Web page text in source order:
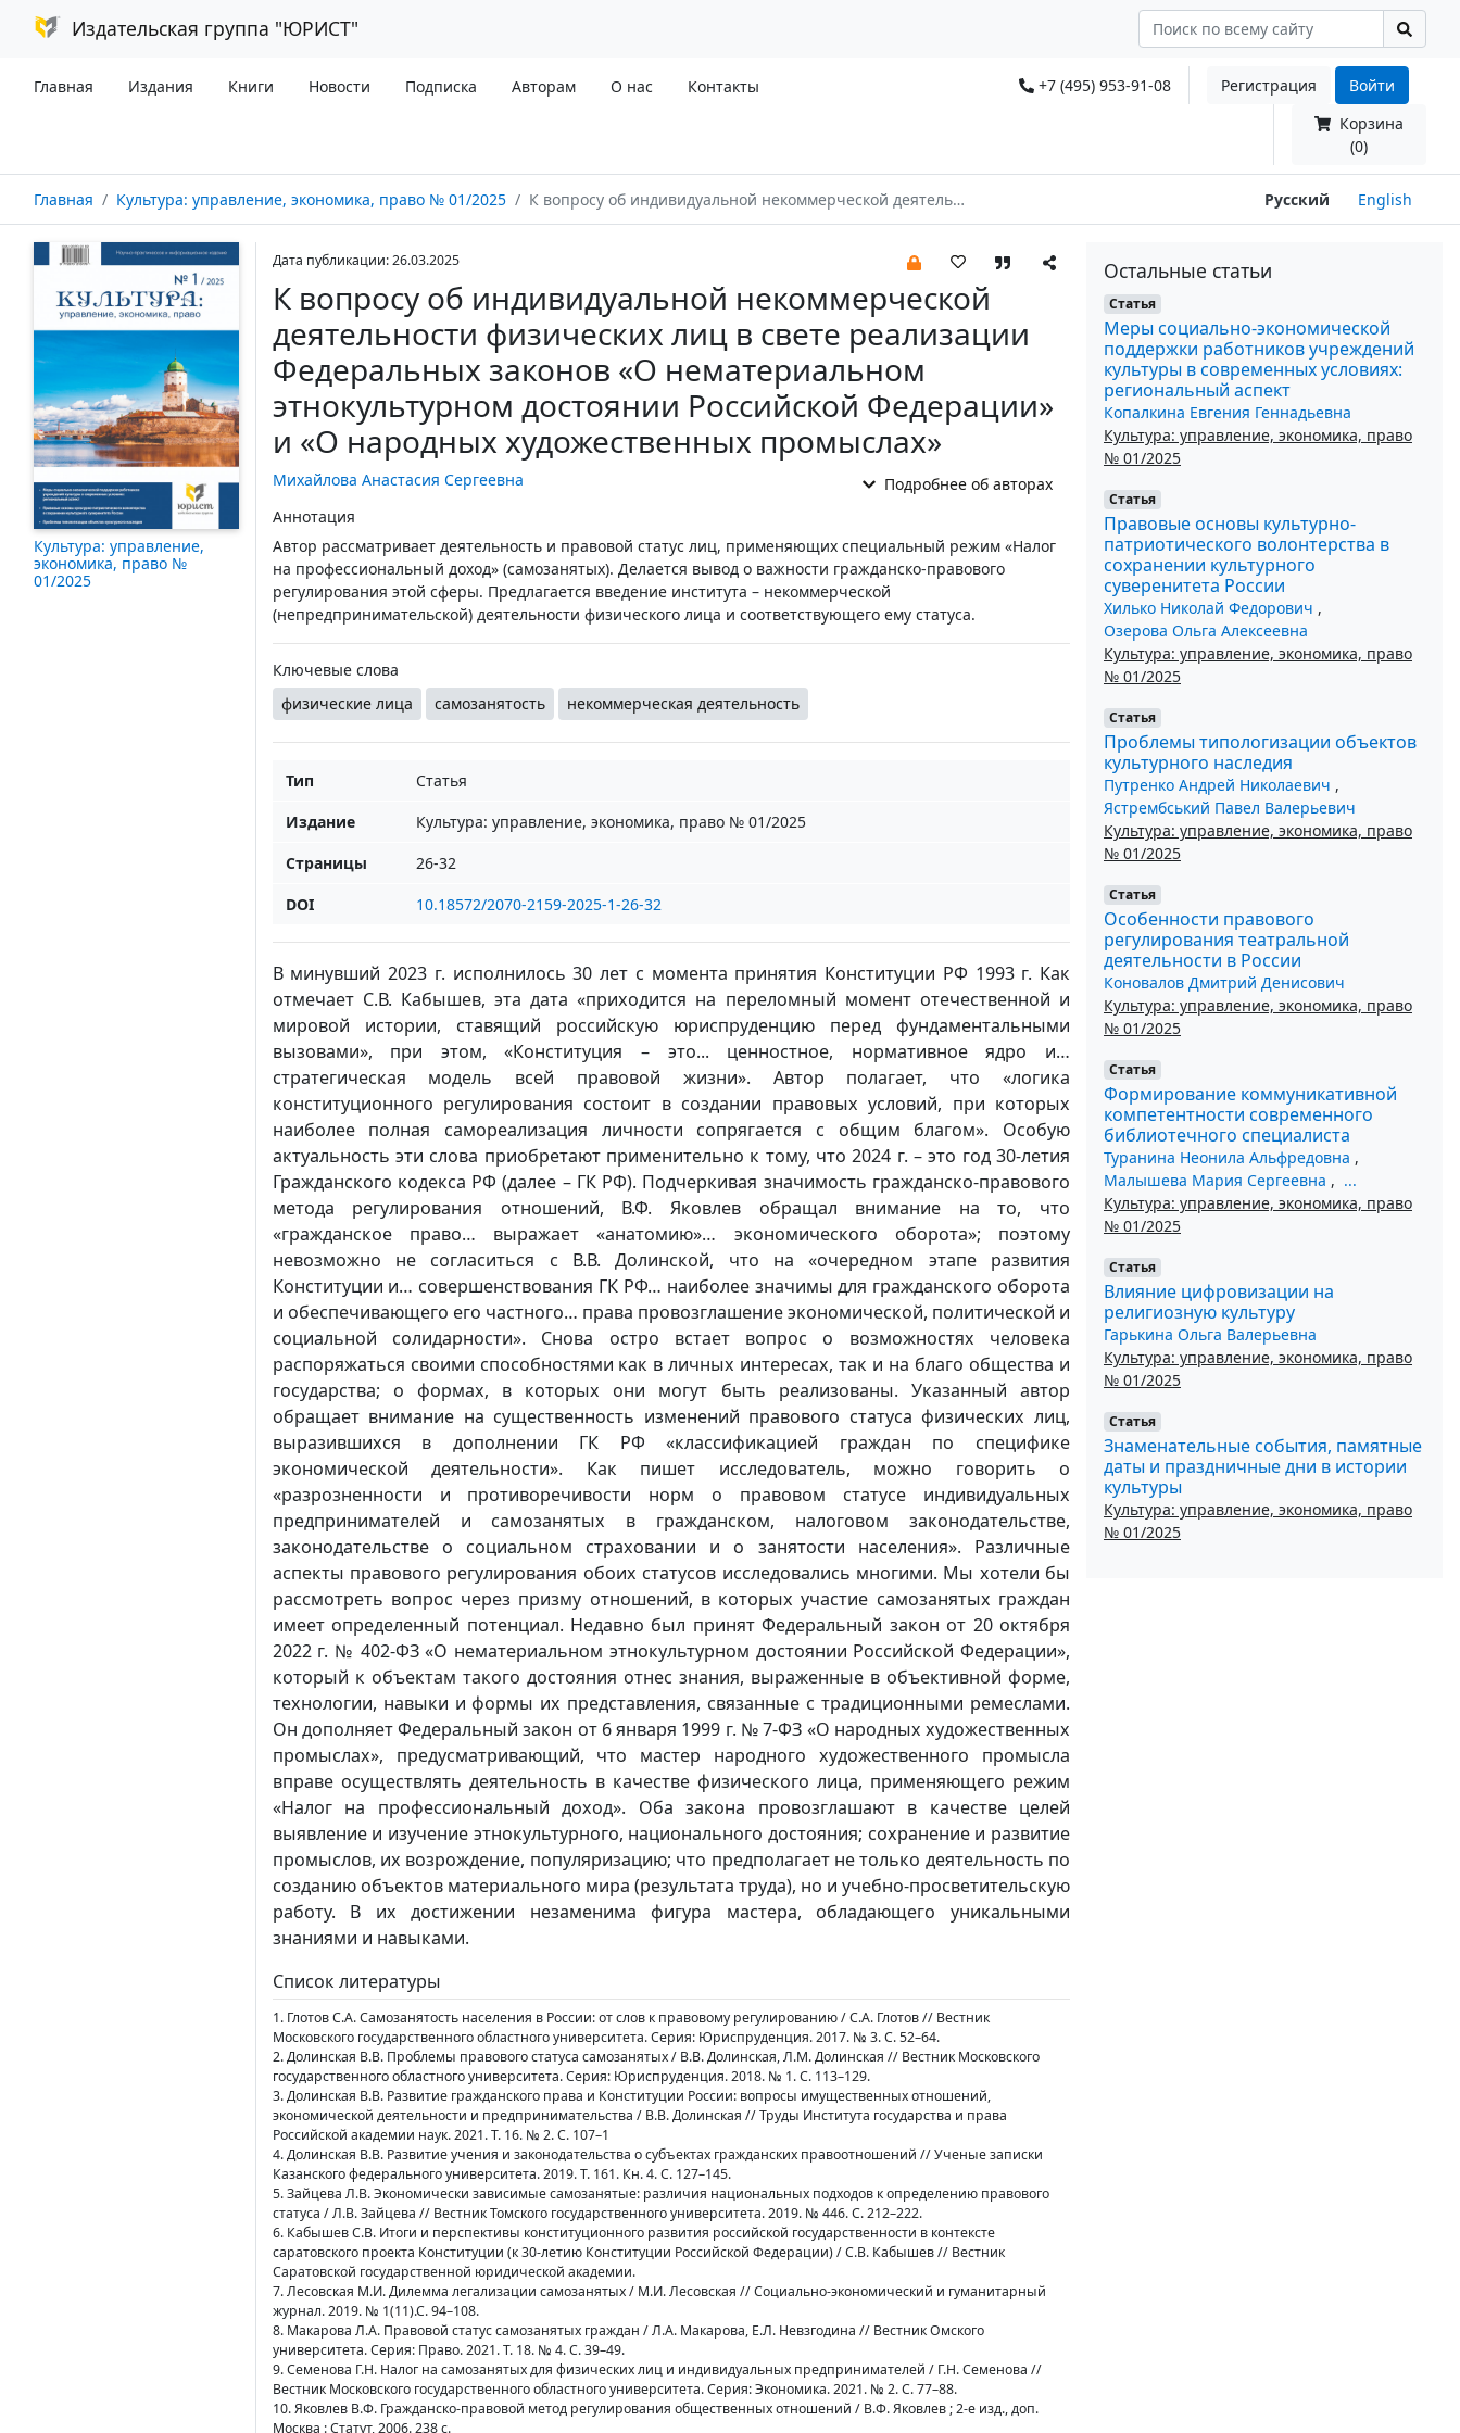
Издательская группа "ЮРИСТ"
Главная Издания Книги Новости Подписка Авторам О нас Контакты +7 (495) 953-91-08 Регистрация
Войти
Корзина
(0)
Главная Культура: управление, экономика, право № 01/2025 К вопросу об индивидуальной некоммерческой деятельности физических лиц в свете реализации Федеральных законов «О нематериальном этнокультурном достоянии Российской Федерации» и «О народных художественных промыслах» Русский English
Культура: управление,
экономика, право №
01/2025
Дата публикации: 26.03.2025
К вопросу об индивидуальной некоммерческой
деятельности физических лиц в свете реализации
Федеральных законов «О нематериальном
этнокультурном достоянии Российской Федерации»
и «О народных художественных промыслах»
Михайлова Анастасия Сергеевна
Подробнее об авторах
Аннотация
Автор рассматривает деятельность и правовой статус лиц, применяющих специальный режим «Налог
на профессиональный доход» (самозанятых). Делается вывод о важности гражданско-правового
регулирования этой сферы. Предлагается введение института – некоммерческой
(непредпринимательской) деятельности физического лица и соответствующего ему статуса.
Ключевые слова
физические лица
самозанятость некоммерческая деятельность
Тип
Статья
Издание
Культура: управление, экономика, право № 01/2025
Страницы
26-32
DOI
10.18572/2070-2159-2025-1-26-32
В минувший 2023 г. исполнилось 30 лет с момента принятия Конституции РФ 1993 г. Как
отмечает С.В. Кабышев, эта дата «приходится на переломный момент отечественной и
мировой истории, ставящий российскую юриспруденцию перед фундаментальными
вызовами», при этом, «Конституция – это... ценностное, нормативное ядро и…
стратегическая модель всей правовой жизни». Автор полагает, что «логика
конституционного регулирования состоит в создании правовых условий, при которых
наиболее полная самореализация личности сопрягается с общим благом». Особую
актуальность эти слова приобретают применительно к тому, что 2024 г. – это год 30-летия
Гражданского кодекса РФ (далее – ГК РФ). Подчеркивая значимость гражданско-правового
метода регулирования отношений, В.Ф. Яковлев обращал внимание на то, что
«гражданское право… выражает «анатомию»… экономического оборота»; поэтому
невозможно не согласиться с В.В. Долинской, что на «очередном этапе развития
Конституции и… совершенствования ГК РФ… наиболее значимы для гражданского оборота
и обеспечивающего его частного… права провозглашение экономической, политической и
социальной солидарности». Снова остро встает вопрос о возможностях человека
распоряжаться своими способностями как в личных интересах, так и на благо общества и
государства; о формах, в которых они могут быть реализованы. Указанный автор
обращает внимание на существенность изменений правового статуса физических лиц,
выразившихся в дополнении ГК РФ «классификацией граждан по специфике
экономической деятельности». Как пишет исследователь, можно говорить о
«разрозненности и противоречивости норм о правовом статусе индивидуальных
предпринимателей и самозанятых в гражданском, налоговом законодательстве,
законодательстве о социальном страховании и о занятости населения». Различные
аспекты правового регулирования обоих статусов исследовались многими. Мы хотели бы
рассмотреть вопрос через призму отношений, в которых участие самозанятых граждан
имеет определенный потенциал. Недавно был принят Федеральный закон от 20 октября
2022 г. № 402-ФЗ «О нематериальном этнокультурном достоянии Российской Федерации»,
который к объектам такого достояния отнес знания, выраженные в объективной форме,
технологии, навыки и формы их представления, связанные с традиционными ремеслами.
Он дополняет Федеральный закон от 6 января 1999 г. № 7-ФЗ «О народных художественных
промыслах», предусматривающий, что мастер народного художественного промысла
вправе осуществлять деятельность в качестве физического лица, применяющего режим
«Налог на профессиональный доход». Оба закона провозглашают в качестве целей
выявление и изучение этнокультурного, национального достояния; сохранение и развитие
промыслов, их возрождение, популяризацию; что предполагает не только деятельность по
созданию объектов материального мира (результата труда), но и учебно-просветительскую
работу. В их достижении незаменима фигура мастера, обладающего уникальными
знаниями и навыками.
Список литературы
1. Глотов С.А. Самозанятость населения в России: от слов к правовому регулированию / С.А. Глотов // Вестник
Московского государственного областного университета. Серия: Юриспруденция. 2017. № 3. С. 52–64.
2. Долинская В.В. Проблемы правового статуса самозанятых / В.В. Долинская, Л.М. Долинская // Вестник Московского
государственного областного университета. Серия: Юриспруденция. 2018. № 1. С. 113–129.
3. Долинская В.В. Развитие гражданского права и Конституции России: вопросы имущественных отношений,
экономической деятельности и предпринимательства / В.В. Долинская // Труды Института государства и права
Российской академии наук. 2021. Т. 16. № 2. С. 107–1
4. Долинская В.В. Развитие учения и законодательства о субъектах гражданских правоотношений // Ученые записки
Казанского федерального университета. 2019. Т. 161. Кн. 4. С. 127–145.
5. Зайцева Л.В. Экономически зависимые самозанятые: различия национальных подходов к определению правового
статуса / Л.В. Зайцева // Вестник Томского государственного университета. 2019. № 446. С. 212–222.
6. Кабышев С.В. Итоги и перспективы конституционного развития российской государственности в контексте
саратовского проекта Конституции (к 30-летию Конституции Российской Федерации) / С.В. Кабышев // Вестник
Саратовской государственной юридической академии.
7. Лесовская М.И. Дилемма легализации самозанятых / М.И. Лесовская // Социально-экономический и гуманитарный
журнал. 2019. № 1(11).С. 94–108.
8. Макарова Л.А. Правовой статус самозанятых граждан / Л.А. Макарова, Е.Л. Невзгодина // Вестник Омского
университета. Серия: Право. 2021. Т. 18. № 4. С. 39–49.
9. Семенова Г.Н. Налог на самозанятых для физических лиц и индивидуальных предпринимателей / Г.Н. Семенова //
Вестник Московского государственного областного университета. Серия: Экономика. 2021. № 2. С. 77–88.
10. Яковлев В.Ф. Гражданско-правовой метод регулирования общественных отношений / В.Ф. Яковлев ; 2-е изд., доп.
Москва : Статут, 2006. 238 с.
Остальные статьи
Статья
Меры социально-экономической
поддержки работников учреждений
культуры в современных условиях:
региональный аспект
Копалкина Евгения Геннадьевна
Культура: управление, экономика, право
№ 01/2025
Статья
Правовые основы культурно-
патриотического волонтерства в
сохранении культурного
суверенитета России
Хилько Николай Федорович ,
Озерова Ольга Алексеевна
Культура: управление, экономика, право
№ 01/2025
Статья
Проблемы типологизации объектов
культурного наследия
Путренко Андрей Николаевич ,
Ястрембський Павел Валерьевич
Культура: управление, экономика, право
№ 01/2025
Статья
Особенности правового
регулирования театральной
деятельности в России
Коновалов Дмитрий Денисович
Культура: управление, экономика, право
№ 01/2025
Статья
Формирование коммуникативной
компетентности современного
библиотечного специалиста
Туранина Неонила Альфредовна ,
Малышева Мария Сергеевна , ...
Культура: управление, экономика, право
№ 01/2025
Статья
Влияние цифровизации на
религиозную культуру
Гарькина Ольга Валерьевна
Культура: управление, экономика, право
№ 01/2025
Статья
Знаменательные события, памятные
даты и праздничные дни в истории
культуры
Культура: управление, экономика, право
№ 01/2025